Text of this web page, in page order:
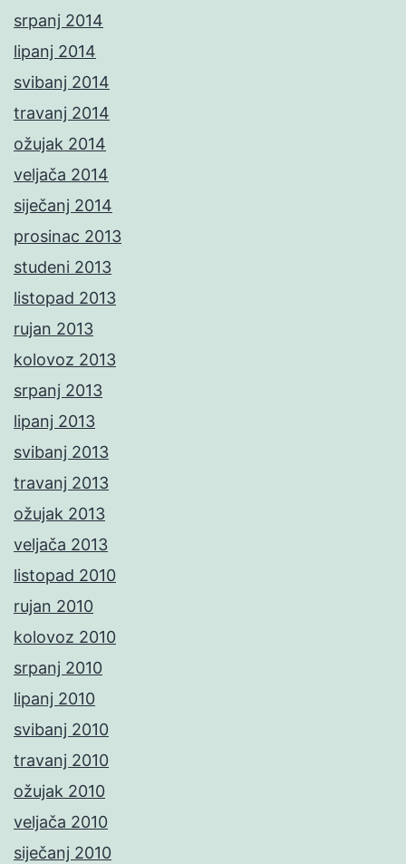
srpanj 2014
lipanj 2014
svibanj 2014
travanj 2014
ožujak 2014
veljača 2014
siječanj 2014
prosinac 2013
studeni 2013
listopad 2013
rujan 2013
kolovoz 2013
srpanj 2013
lipanj 2013
svibanj 2013
travanj 2013
ožujak 2013
veljača 2013
listopad 2010
rujan 2010
kolovoz 2010
srpanj 2010
lipanj 2010
svibanj 2010
travanj 2010
ožujak 2010
veljača 2010
siječanj 2010